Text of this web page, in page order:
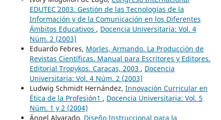
EDUTEC´ 2003. Gestión de las Tecnologías de la
Información y de la Comunicación en los Diferentes
Ámbitos Educativos , Docencia Universitaria: Vol. 4
Núm. 2 (2003)
Eduardo Febres, Morles, Armando. La Producción de
Revistas Científicas. Manual para Escritores y Editores.
Editorial Tropykos. Caracas, 2003 , Docencia
Universitaria: Vol. 4 Núm. 2 (2003)
Ludwig Schmidt Hernández, Innovación Curricular en
Ética de la Profesión1 , Docencia Universitaria: Vol. 5
Núm. 1 y 2 (2004)
Ángel Alvarado, Diseño Instruccional para la